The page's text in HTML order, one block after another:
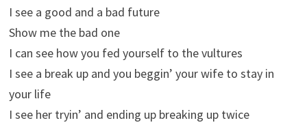
I see a good and a bad future
Show me the bad one
I can see how you fed yourself to the vultures
I see a break up and you beggin’ your wife to stay in
your life
I see her tryin’ and ending up breaking up twice